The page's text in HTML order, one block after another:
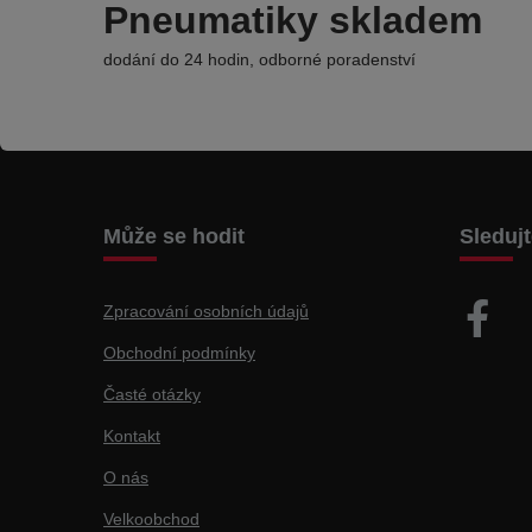
Pneumatiky skladem
dodání do 24 hodin, odborné poradenství
Může se hodit
Zpracování osobních údajů
Obchodní podmínky
Časté otázky
Kontakt
O nás
Velkoobchod